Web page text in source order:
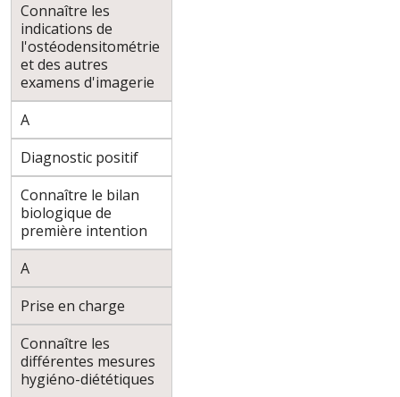
Connaître les
indications de
l'ostéodensitométrie
et des autres
examens d'imagerie
A
Diagnostic positif
Connaître le bilan
biologique de
première intention
A
Prise en charge
Connaître les
différentes mesures
hygiéno-diététiques